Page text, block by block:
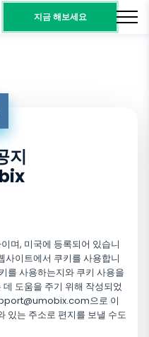
지금 해보세요
지
며, 미국에 등록되어 있습니
이트에서 쿠키를 사용합니
를 사용하는지와 쿠키 사용을
도움을 주기 위해 작성되었
으로 이
있는 주소로 편지를 보낼 수도